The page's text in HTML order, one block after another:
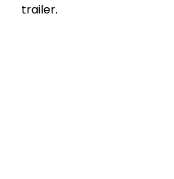
trailer.